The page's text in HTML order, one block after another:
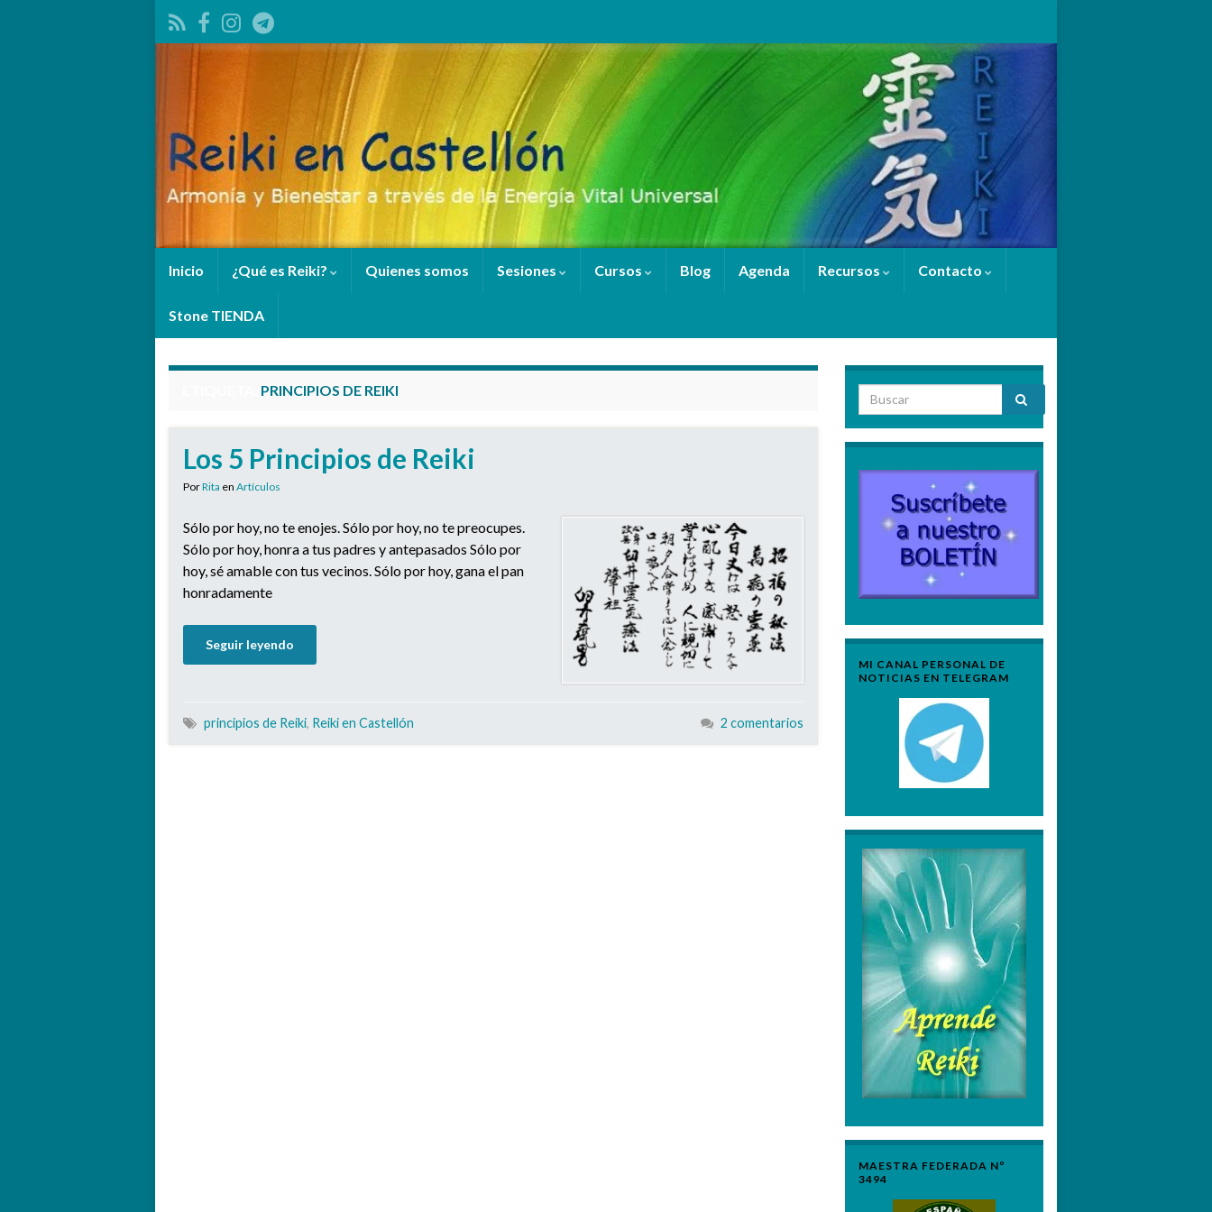
Inicio ¿Qué es Reiki? Quienes somos Sesiones Cursos Blog Agenda Recursos Contacto
Stone TIENDA
PRINCIPIOS DE REIKI
Los 5 Principios de Reiki
PorRita en Artículos
Sólo por hoy, no te enojes. Sólo por hoy, no te preocupes.
Sólo por hoy, honra a tus padres y antepasados Sólo por
hoy, sé amable con tus vecinos. Sólo por hoy, gana el pan
honradamente
Seguir leyendo
principios de Reiki, Reiki en Castellón 2 comentarios
Search for:
MI CANAL PERSONAL DE
NOTICIAS EN TELEGRAM
MAESTRA FEDERADA Nº
3494